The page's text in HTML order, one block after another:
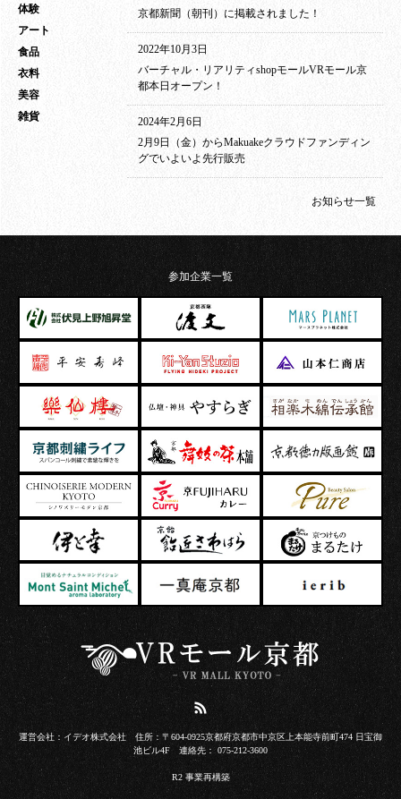
体験
アート
食品
衣料
美容
雑貨
京都新聞（朝刊）に掲載されました！
2022年10月3日
バーチャル・リアリティshopモールVRモール京
都本日オープン！
2024年2月6日
2月9日（金）からMakuakeクラウドファンディン
グでいよいよ先行販売
お知らせ一覧
参加企業一覧
RSS
運営会社：イデオ株式会社 住所：〒604-0925京都府京都市中京区上本能寺前町474 日宝御
池ビル4F 連絡先： 075-212-3600
R2 事業再構築